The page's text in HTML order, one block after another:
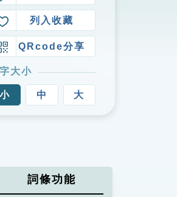
列入收藏
QRcode分享
大小
小 中 大
詞條功能